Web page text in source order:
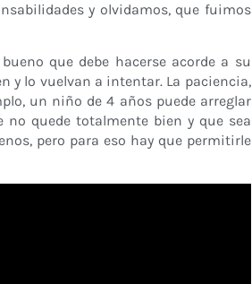
y olvidamos, que fuimos
que debe hacerse acorde a su
y lo vuelvan a intentar. La paciencia,
un niño de 4 años puede arreglar
no quede totalmente bien y que sea
pero para eso hay que permitirle